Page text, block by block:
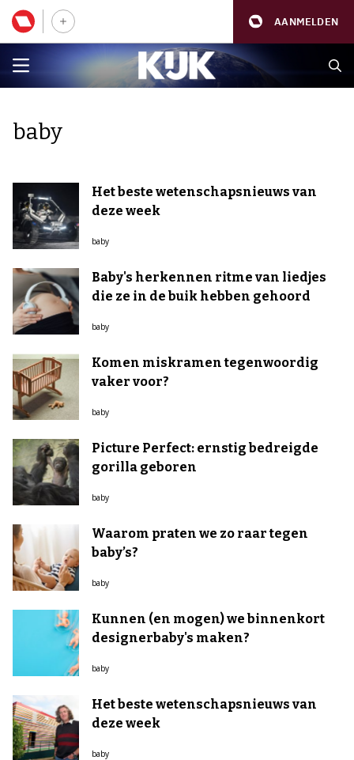
AANMELDEN
baby
Het beste wetenschapsnieuws van
deze week
baby
Baby's herkennen ritme van liedjes
die ze in de buik hebben gehoord
baby
Komen miskramen tegenwoordig
vaker voor?
baby
Picture Perfect: ernstig bedreigde
gorilla geboren
baby
Waarom praten we zo raar tegen
baby’s?
baby
Kunnen (en mogen) we binnenkort
designerbaby's maken?
baby
Het beste wetenschapsnieuws van
deze week
baby